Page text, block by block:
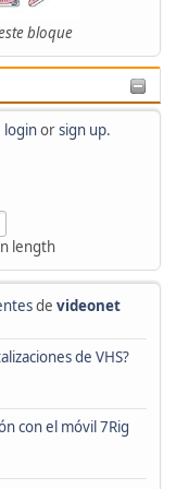
bloque
loginorsign up.
length
de videonet
de VHS?
con el móvil 7Rig